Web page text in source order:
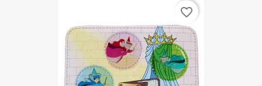
favorite_border